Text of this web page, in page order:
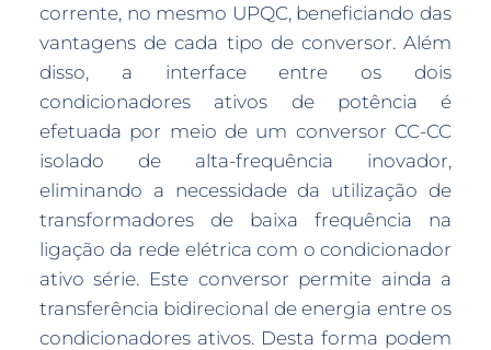
corrente, no mesmo UPQC, beneficiando das
vantagens de cada tipo de conversor. Além
disso, a interface entre os dois
condicionadores ativos de potência é
efetuada por meio de um conversor CC-CC
isolado de alta-frequência inovador,
eliminando a necessidade da utilização de
transformadores de baixa frequência na
ligação da rede elétrica com o condicionador
ativo série. Este conversor permite ainda a
transferência bidirecional de energia entre os
condicionadores ativos. Desta forma podem